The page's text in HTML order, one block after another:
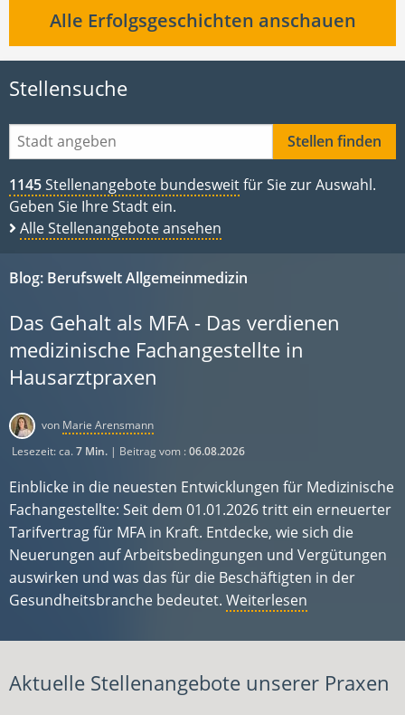
Alle Erfolgsgeschichten anschauen
Stellensuche
1145Stellenangebote bundesweitfür Sie zur Auswahl.
Geben Sie Ihre Stadt ein.
Alle Stellenangebote ansehen
Blog: Berufswelt Allgemeinmedizin
Das Gehalt als MFA - Das verdienen
medizinische Fachangestellte in
Hausarztpraxen
von Marie Arensmann
Lesezeit: ca.7 Min. | Beitrag vom :06.08.2026
Einblicke in die neuesten Entwicklungen für Medizinische
Fachangestellte: Seit dem 01.01.2026 tritt ein erneuerter
Tarifvertrag für MFA in Kraft. Entdecke, wie sich die
Neuerungen auf Arbeitsbedingungen und Vergütungen
auswirken und was das für die Beschäftigten in der
Gesundheitsbranche bedeutet. Weiterlesen
Aktuelle Stellenangebote unserer Praxen